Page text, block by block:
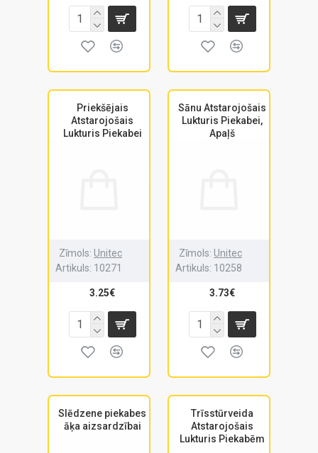
Priekšējais
Atstarojošais
Lukturis Piekabei
Zīmols: Unitec
Artikuls: 10271
3.25€
Sānu Atstarojošais
Lukturis Piekabei,
Apaļš
Zīmols: Unitec
Artikuls: 10258
3.73€
Slēdzene piekabes
āķa aizsardzībai
Trīsstūrveida
Atstarojošais
Lukturis Piekabēm